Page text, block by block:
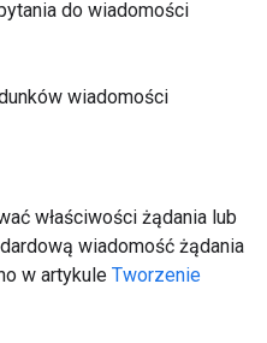
do wiadomości
wiadomości
właściwości żądania lub
wiadomość żądania
w artykule Tworzenie